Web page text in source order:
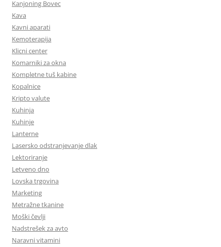
Kanjoning Bovec
Kava
Kavni aparati
Kemoterapija
Klicni center
Komarniki za okna
Kompletne tuš kabine
Kopalnice
Kripto valute
Kuhinja
Kuhinje
Lanterne
Lasersko odstranjevanje dlak
Lektoriranje
Letveno dno
Lovska trgovina
Marketing
Metražne tkanine
Moški čevlji
Nadstrešek za avto
Naravni vitamini